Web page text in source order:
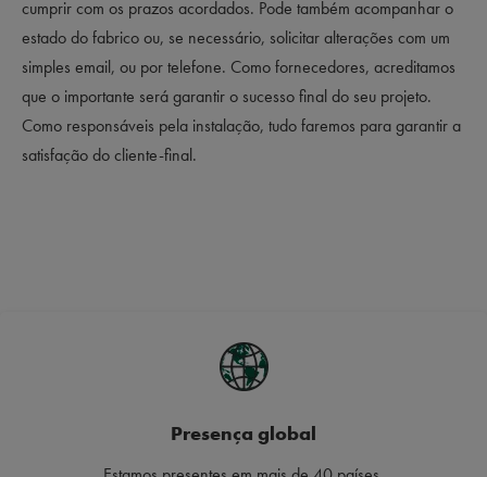
cumprir com os prazos acordados. Pode também acompanhar o
estado do fabrico ou, se necessário, solicitar alterações com um
simples email, ou por telefone. Como fornecedores, acreditamos
que o importante será garantir o sucesso final do seu projeto.
Como responsáveis pela instalação, tudo faremos para garantir a
satisfação do cliente-final.
Presença global